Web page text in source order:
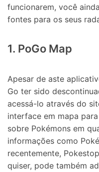
funcionarem, você
fontes para os seus
1. PoGo Map
Apesar de aste
Go ter sido
acessá-lo através do
interface em mapa
sobre Pokémons em
informações como
recentemente,
quiser, pode também